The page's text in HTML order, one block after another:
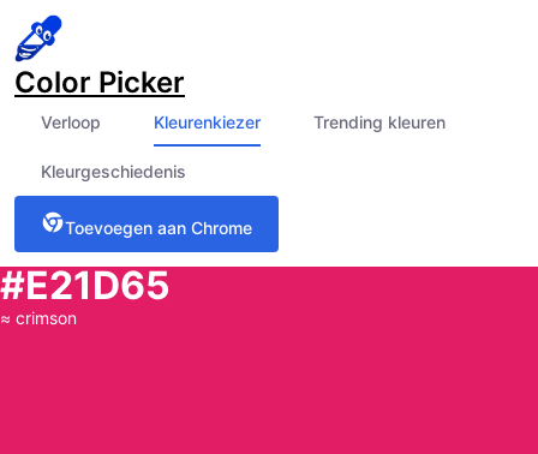
Color Picker
Verloop Kleurenkiezer Trending kleuren
Kleurgeschiedenis
Toevoegen aan Chrome
#E21D65
≈ crimson